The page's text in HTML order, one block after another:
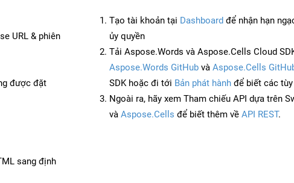
URL & phiên
được đặt
sang định
Tạo tài khoản tại Dashboard để nhận hạn
ủy quyền
Tải Aspose.Words và Aspose.Cells Cloud
Aspose.Words GitHub và Aspose.Cells
SDK hoặc đi tới Bản phát hành để biết các
Ngoài ra, hãy xem Tham chiếu API dựa trên
và Aspose.Cells để biết thêm về API REST.